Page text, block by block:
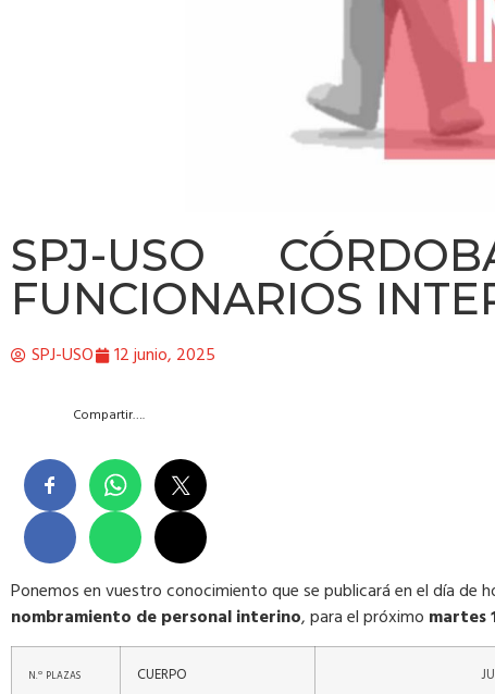
SPJ-USO
FUNCIONARIOS
SPJ-USO 12 junio, 2025
Compartir….
Ponemos en vuestro conocimiento que se publicará en el día de
nombramiento de personal interino, para el próximo martes
N.º PLAZAS CUERPO